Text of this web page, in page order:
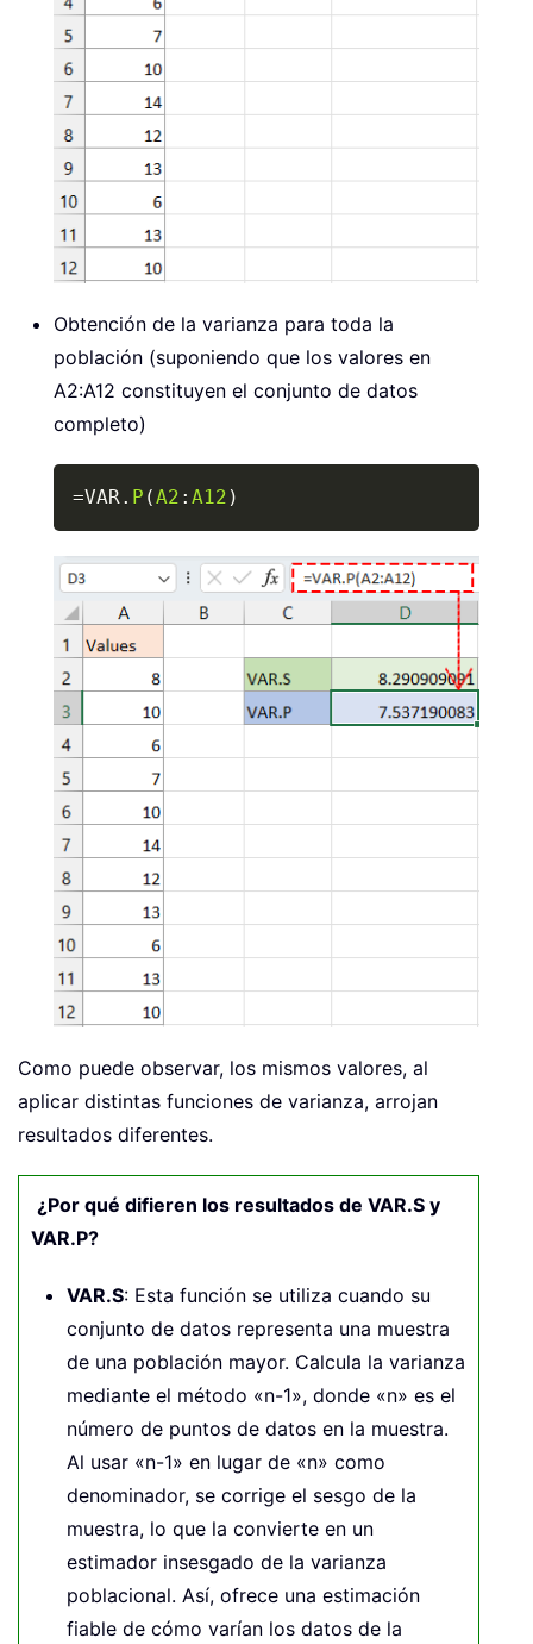
Obtención de la varianza para toda la
población (suponiendo que los valores en
A2:A12 constituyen el conjunto de datos
completo)
=VAR. P (A2 : A12 )
Como puede observar, los mismos valores, al
aplicar distintas funciones de varianza, arrojan
resultados diferentes.
¿Por qué difieren los resultados de VAR.S y
VAR.P?
VAR.S: Esta función se utiliza cuando su
conjunto de datos representa una muestra
de una población mayor. Calcula la varianza
mediante el método «n-1», donde «n» es el
número de puntos de datos en la muestra.
Al usar «n-1» en lugar de «n» como
denominador, se corrige el sesgo de la
muestra, lo que la convierte en un
estimador insesgado de la varianza
poblacional. Así, ofrece una estimación
fiable de cómo varían los datos de la